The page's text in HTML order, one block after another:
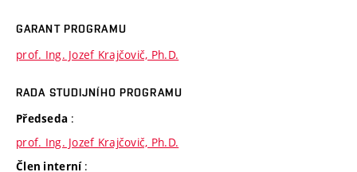
GARANT PROGRAMU
prof. Ing. Jozef Krajčovič, Ph.D.
RADA STUDIJNÍHO PROGRAMU
Předseda :
prof. Ing. Jozef Krajčovič, Ph.D.
Člen interní :